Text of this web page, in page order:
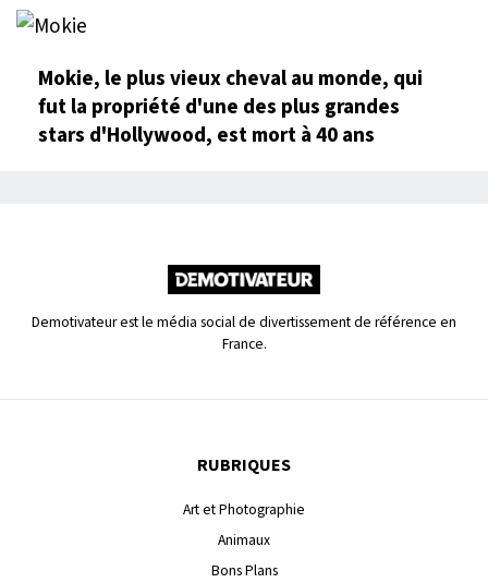
Mokie, le plus vieux cheval au monde, qui
fut la propriété d'une des plus grandes
stars d'Hollywood, est mort à 40 ans
Demotivateur est le média social de divertissement de référence en
France.
RUBRIQUES
Art et Photographie
Animaux
Bons Plans